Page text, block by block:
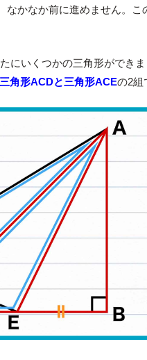
なかなか前に進めません。こ
にいくつかの三角形ができ
三角形ACDと三角形ACEの2組